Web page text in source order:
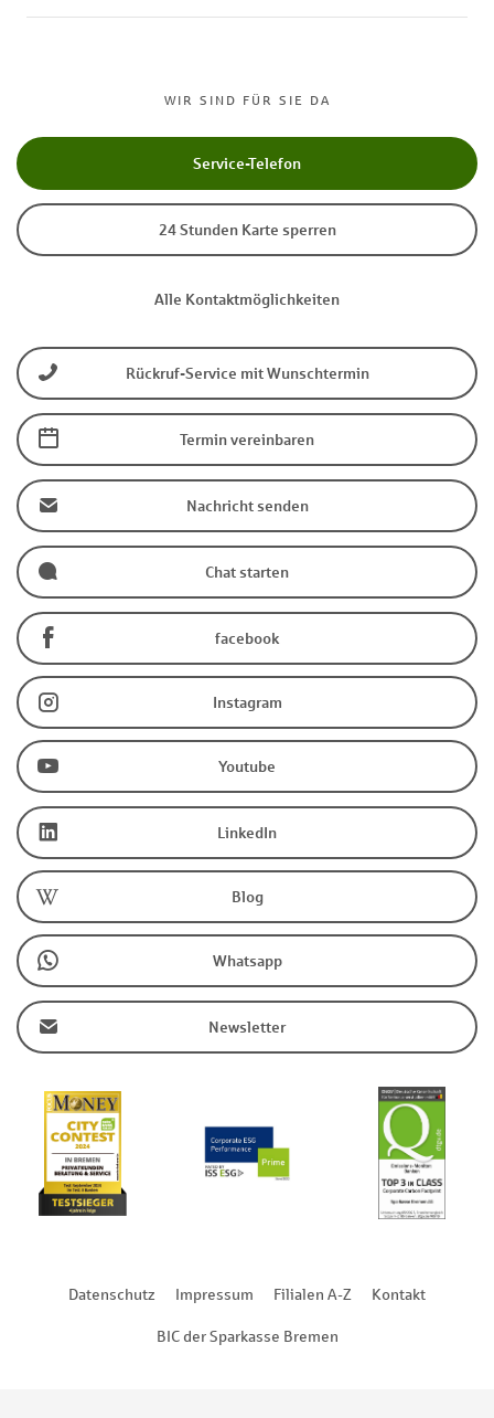
WIR SIND FÜR SIE DA
Service-Telefon
24 Stunden Karte sperren
Alle Kontaktmöglichkeiten
Rückruf-Service mit Wunschtermin
Termin vereinbaren
Nachricht senden
Chat starten
facebook
Instagram
Youtube
LinkedIn
Blog
Whatsapp
Newsletter
Datenschutz Impressum Filialen A-Z Kontakt
BIC der Sparkasse Bremen